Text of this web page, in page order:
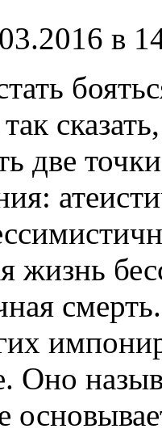
в
две
жизнь
Оно